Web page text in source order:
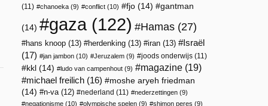
(11)
chanoeka (9) conflict (10) fjo (14) gantman
(14) gaza(122) Hamas (27)
hans knoop (13) herdenking (13) iran (13)
Israël
(17)
jan jambon (10) Jeruzalem (9) joods onderwijs (11)
kkl (14) ludo van campenhout (9) magazine (19)
michael freilich (16)
moshe aryeh friedman
(14)
n-va(12) nederland (11) nederzettingen (9)
negationisme (10) olympische spelen (9) shimon peres (9)